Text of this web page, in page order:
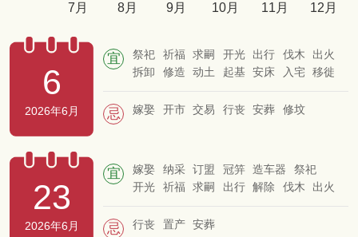
7月 8月 9月 10月 11月 12月
6
2026年6月
宜 祭祀 祈福 求嗣 开光 出行 伐木
出火
拆卸
修造 动土 起基 安床 入宅 移徙
忌 嫁娶 开市 交易 行丧 安葬 修坟
23
2026年6月
宜 嫁娶 纳采 订盟 冠笄 造车器
祭祀
开光
祈福 求嗣 出行 解除 伐木
出火
破土
忌 行丧 置产 安葬